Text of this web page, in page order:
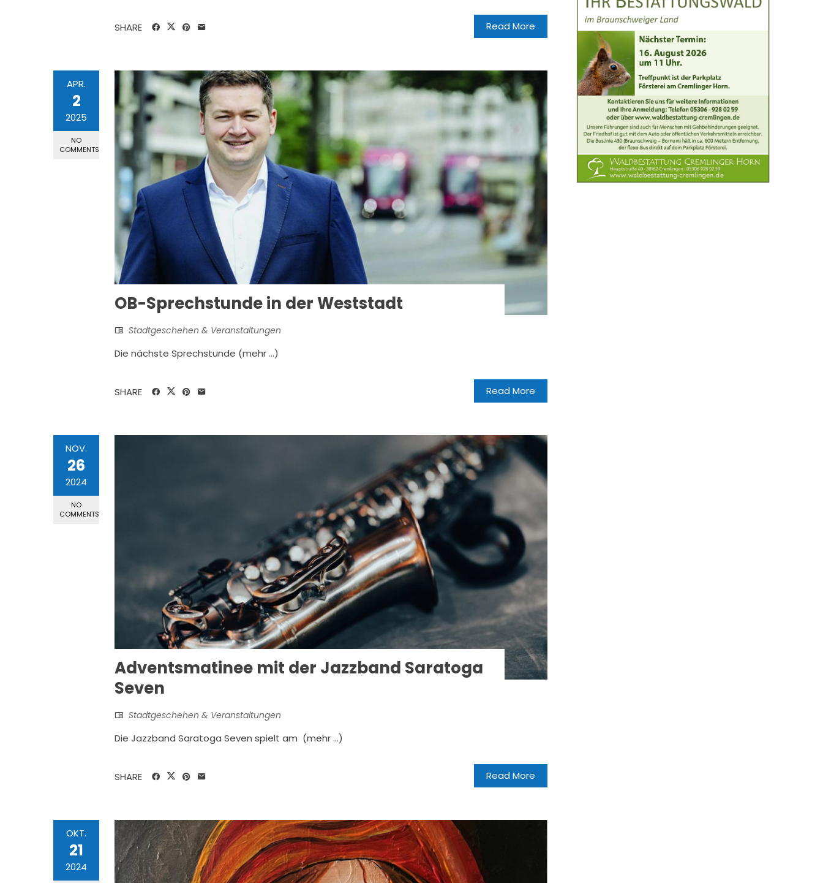
Read More
SHARE
APR.
2
2025
NO
COMMENTS
OB-Sprechstunde in der Weststadt
Stadtgeschehen & Veranstaltungen
Die nächste Sprechstunde (mehr …)
Read More
SHARE
NOV.
26
2024
NO
COMMENTS
Adventsmatinee mit der Jazzband Saratoga
Seven
Stadtgeschehen & Veranstaltungen
Die Jazzband Saratoga Seven spielt am (mehr …)
Read More
SHARE
OKT.
21
2024